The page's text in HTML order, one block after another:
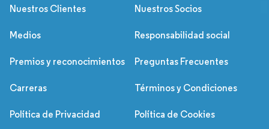
Nuestros Clientes Nuestros Socios
Medios Responsabilidad social
Premios y reconocimientos Preguntas Frecuentes
Carreras Términos y Condiciones
Política de Privacidad Política de Cookies